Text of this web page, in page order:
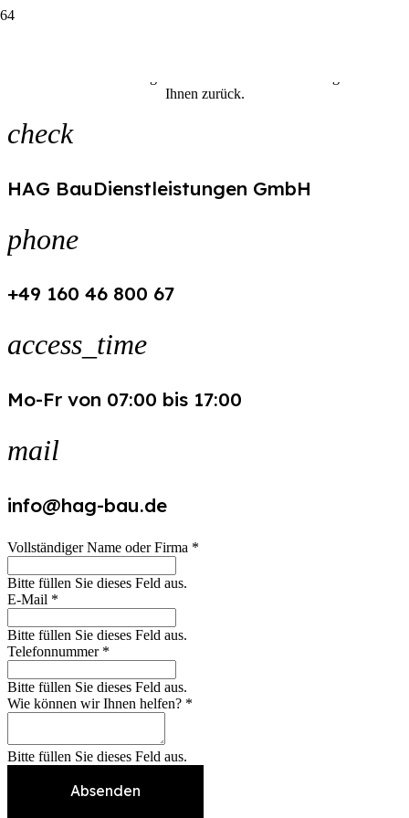
Ihnen zurück.
check
HAG BauDienstleistungen GmbH
phone
+49 160 46 800 67
access_time
Mo-Fr von 07:00 bis 17:00
mail
info@hag-bau.de
Vollständiger Name oder Firma *
Bitte füllen Sie dieses Feld aus.
E-Mail *
Bitte füllen Sie dieses Feld aus.
Telefonnummer *
Bitte füllen Sie dieses Feld aus.
Wie können wir Ihnen helfen? *
Bitte füllen Sie dieses Feld aus.
Absenden